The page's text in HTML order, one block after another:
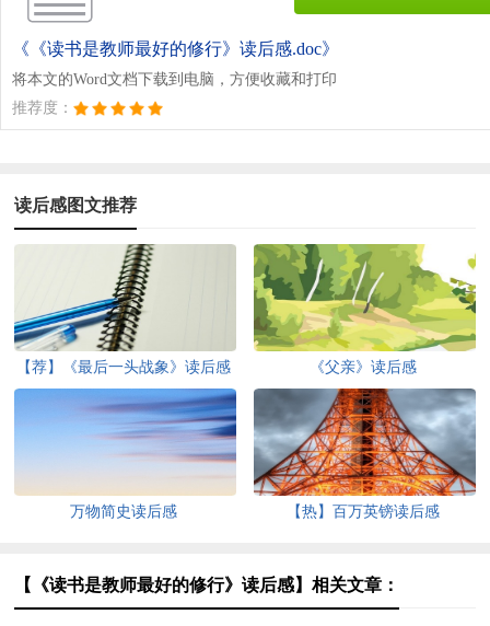
《《读书是教师最好的修行》读后感.doc》
将本文的Word文档下载到电脑，方便收藏和打印
推荐度：
读后感图文推荐
【荐】《最后一头战象》读后感 《父亲》读后感
万物简史读后感 【热】百万英镑读后感
【《读书是教师最好的修行》读后感】相关文章：